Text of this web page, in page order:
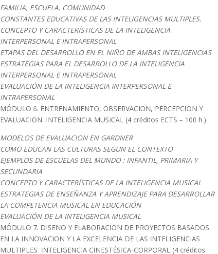
FAMILIA, ESCUELA, COMUNIDAD
CONSTANTES EDUCATIVAS DE LAS INTELIGENCIAS MULTIPLES.
CONCEPTO Y CARACTERÍSTICAS DE LA INTELIGENCIA
INTERPERSONAL E INTRAPERSONAL
ETAPAS DEL DESARROLLO EN EL NIÑO DE AMBAS INTELIGENCIAS
ESTRATEGIAS PARA EL DESARROLLO DE LA INTELIGENCIA
INTERPERSONAL E INTRAPERSONAL
EVALUACIÓN DE LA INTELIGENCIA INTERPERSONAL E
INTRAPERSONAL
MÓDULO 6. ENTRENAMIENTO, OBSERVACION, PERCEPCION Y
EVALUACION. INTELIGENCIA MUSICAL (4 créditos ECTS – 100 h.)
MODELOS DE EVALUACION EN GARDNER
COMO EDUCAN LAS CULTURAS SEGUN EL CONTEXTO
EJEMPLOS DE ESCUELAS DEL MUNDO : INFANTIL, PRIMARIA Y
SECUNDARIA
CONCEPTO Y CARACTERÍSTICAS DE LA INTELIGENCIA MUSICAL
ESTRATEGIAS DE ENSEÑANZA Y APRENDIZAJE PARA DESARROLLAR
LA COMPETENCIA MUSICAL EN EDUCACIÓN
EVALUACIÓN DE LA INTELIGENCIA MUSICAL
MÓDULO 7. DISEÑO Y ELABORACION DE PROYECTOS BASADOS
EN LA INNOVACION Y LA EXCELENCIA DE LAS INTELIGENCIAS
MULTIPLES. INTELIGENCIA CINESTÉSICA-CORPORAL (4 créditos